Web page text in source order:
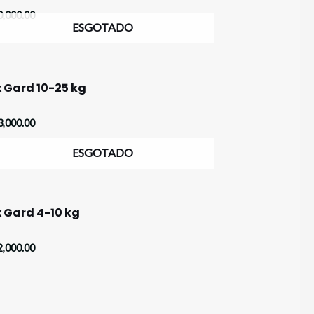
ESGOTADO
Gard 10-25 kg
ESGOTADO
Gard 4-10 kg